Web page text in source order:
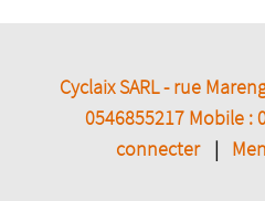
Cyclaix SARL - rue
0546855217 Mobile :
connecter
|